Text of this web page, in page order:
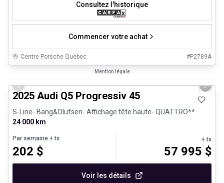
Consultez l'historique
Commencer votre achat
Centre Porsche Québec #P2789A
Mention légale
Véhicules d'occasion certifiés
Previous slide Next
2025 Audi Q5 Progressiv 45
S-Line- Bang&Olufsen- Affichage tête haute- QUATTRO**
24 000 km
Par semaine + tx
202 $
+ tx
57 995 $
Voir les détails